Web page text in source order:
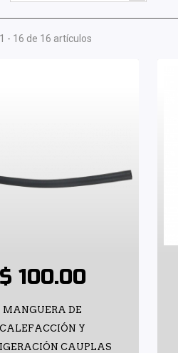
- 16 de 16 artículos
$ 100.00
MANGUERA DE
CALEFACCIÓN Y
CAUPLAS